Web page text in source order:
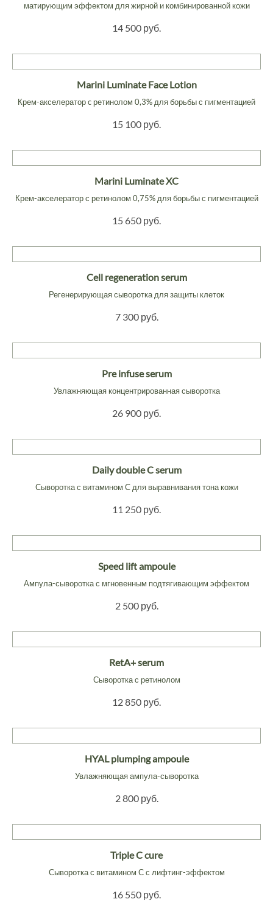
матирующим эффектом для жирной и комбинированной кожи
14 500 руб.
Marini Luminate Face Lotion
Крем-акселератор c ретинолом 0,3% для борьбы с пигментацией
15 100 руб.
Marini Luminate XC
Крем-акселератор с ретинолом 0,75% для борьбы с пигментацией
15 650 руб.
Cell regeneration serum
Регенерирующая сыворотка для защиты клеток
7 300 руб.
Pre infuse serum
Увлажняющая концентрированная сыворотка
26 900 руб.
Daily double C serum
Сыворотка с витамином С для выравнивания тона кожи
11 250 руб.
Speed lift ampoule
Ампула-сыворотка с мгновенным подтягивающим эффектом
2 500 руб.
RetA+ serum
Сыворотка с ретинолом
12 850 руб.
HYAL plumping ampoule
Увлажняющая ампула-сыворотка
2 800 руб.
Triple C cure
Сыворотка с витамином С с лифтинг-эффектом
16 550 руб.